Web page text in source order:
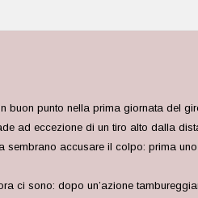
buon punto nella prima giornata del
ad eccezione di un tiro alto dalla
accusare il colpo: prima
ci sono: dopo un’azione